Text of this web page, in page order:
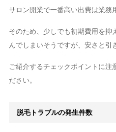
サロン開業で一番高い出費は業務
そのため、少しでも初期費用を抑
んでしまいそうですが、安さと引
ご紹介するチェックポイントに注
ださい。
脱毛トラブルの発生件数